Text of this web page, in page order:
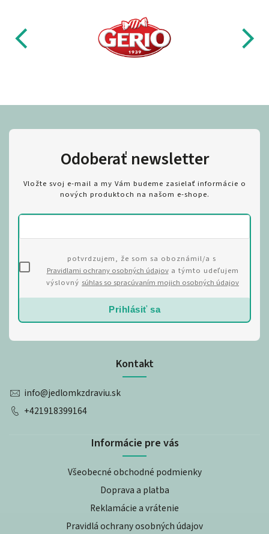
Kontakt
info@jedlomkzdraviu.sk
+421918399164
Informácie pre vás
Všeobecné obchodné podmienky
Doprava a platba
Reklamácie a vrátenie
Pravidlá ochrany osobných údajov
Odoberať newsletter
Vložte svoj e-mail a my Vám budeme zasielať informácie o
nových produktoch na našom e-shope.
potvrdzujem, že som sa oboznámil/a s
Pravidlami ochrany osobných údajova týmto udeľujem
výslovný súhlas so spracúvaním mojich osobných údajov
Prihlásiť sa